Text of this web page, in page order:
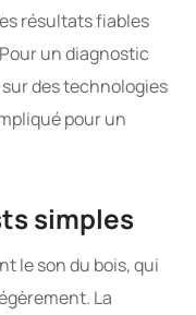
résultats fiables
un diagnostic
des technologies
pour un
simples
le son du bois, qui
La